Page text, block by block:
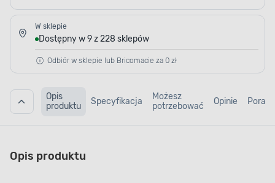
W sklepie
Dostępny w 9 z 228 sklepów
Odbiór w sklepie lub Bricomacie za 0 zł
Opis
produktu
Specyfikacja
Możesz
potrzebować
Opinie Porady
Opis produktu